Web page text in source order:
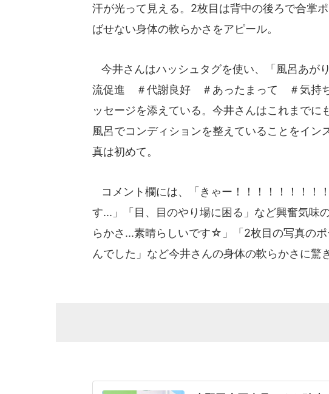
汗が光って見える。2枚目は背中の後ろで合掌
ばせない身体の軟らかさをアピール。
今井さんはハッシュタグを使い、「風呂
流促進 ＃代謝良好 ＃あったまって ＃気持
ッセージを添えている。今井さんはこれまでに
風呂でコンディションを整えていることをイン
真は初めて。
コメント欄には、「きゃー！！！！！！！！
す...」「目、目のやり場に困る」など興奮気味
らかさ...素晴らしいです☆」「2枚目の写真の
んでした」など今井さんの身体の軟らかさに驚